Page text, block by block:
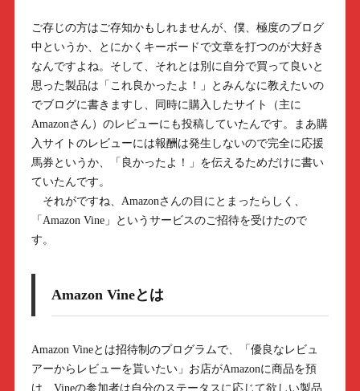
ご存じの方はご存知かもしれませんが、僕、極度のブログ
中というか、とにかくキーボードで文章を打つのが大好き
なんですよね。そして、それとは別に自分で買って良いと
思った製品は「これ良かったよ！」とみんなに教えたいの
でブログに書きますし、同時に購入したサイト（主に
Amazonさん）のレビューにも投稿していたんです。まあ購
入サイトのレビューには報酬は発生しないので完全に応援
馬券というか、「良かったよ！」を伝えるためだけに書い
ていたんです。
それがですね、Amazonさんの目にとまったらしく、
「Amazon Vine」というサービスのご招待を受けたので
す。
Amazon Vineとは
Amazon Vineとは招待制のプログラムで、「優良なレビュ
アーからレビューを貰いたい」お店がAmazonに商品を預
け、Vineの参加者は自分のステータスに応じて欲しい製品